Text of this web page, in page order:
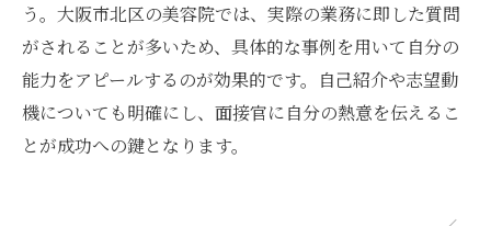
う。大阪市北区の美容院では、実際の業務に即した質問
がされることが多いため、具体的な事例を用いて自分の
能力をアピールするのが効果的です。自己紹介や志望動
機についても明確にし、面接官に自分の熱意を伝えるこ
とが成功への鍵となります。